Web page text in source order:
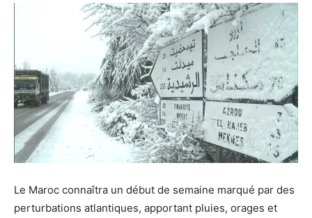
Le Maroc connaîtra un début de semaine marqué par des
perturbations atlantiques, apportant pluies, orages et